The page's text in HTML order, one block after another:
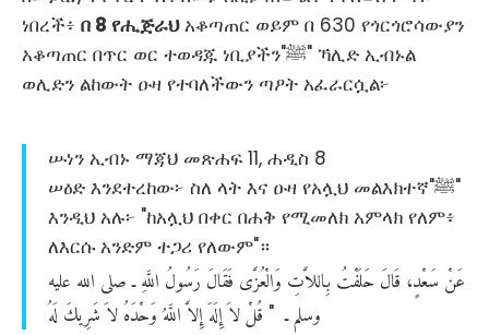
ነበረች፥ በ 8 የሒጅራህአቆጣጠር ወይም በ 630 የጎርጎሮሳውያን
አቆጣጠር በጥር ወር ተወዳጁ ነቢያችን"ﷺ" ኻሊድ ኢብኑል
ወሊድን ልከውት ዑዛ የተባለችውን ጣዖት አፈራርሷል፦
ሡነን ኢብኑ ማጃህ መጽሐፍ 11, ሐዲስ 8
ሠዕድ እንደተረከው፦ ስለ ላት እና ዑዛ የአሏህ መልእክተኛ"ﷺ"
እንዲህ አሉ፦ "ከአሏህ በቀር በሐቅ የሚመለክ አምላክ የለም፥
ለእርሱ አንድም ተጋሪ የለውም"።
عَنْسَعْدٍ،قَالَحَلَفْتُبِاللاَّتِوَالْعُزَّىفَقَالَرَسُولُاللَّهِـصلىاللهعليه
وسلمـ‏ "‏ قُلْلاَإِلَهَإِلاَّاللَّهُوَحْدَهُلاَشَرِيكَلَهُ